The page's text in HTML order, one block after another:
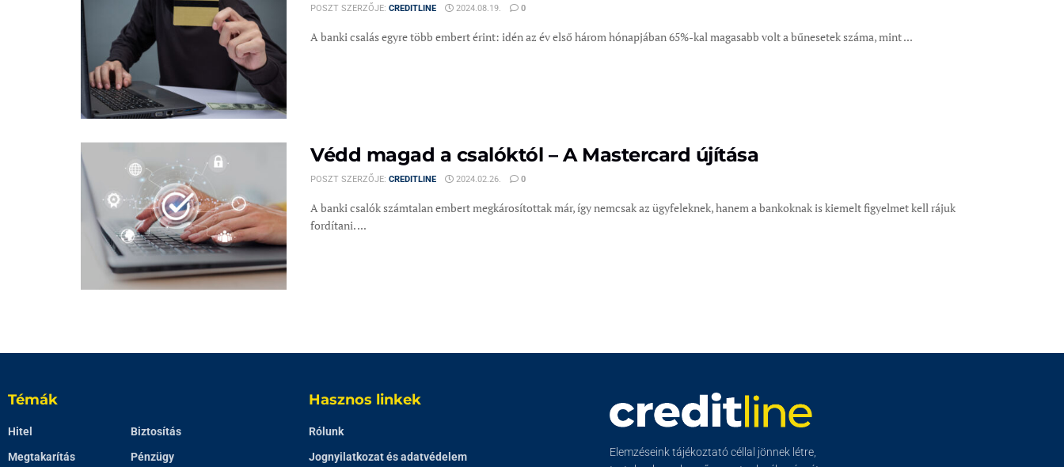
POSZT SZERZŐJE: CREDITLINE 2024.08.19. 0
A banki csalás egyre több embert érint: idén az év első három hónapjában 65%-kal magasabb volt a bűnesetek száma, mint ...
Védd magad a csalóktól – A Mastercard újítása
POSZT SZERZŐJE: CREDITLINE 2024.02.26. 0
A banki csalók számtalan embert megkárosítottak már, így nemcsak az ügyfeleknek, hanem a bankoknak is kiemelt figyelmet kell rájuk
fordítani. ...
Témák
Hitel
Megtakarítás
Biztosítás
Pénzügy
Hasznos linkek
Rólunk
Jognyilatkozat és adatvédelem
Elemzéseink tájékoztató céllal jönnek létre,